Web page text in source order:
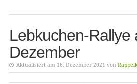
Lebkuchen-Rallye
Dezember
Aktualisiert am 16. Dezember 2021 von